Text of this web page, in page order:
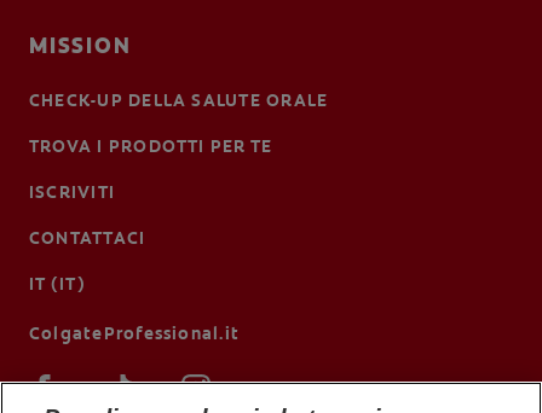
MISSION
CHECK-UP DELLA SALUTE ORALE
TROVA I PRODOTTI PER TE
ISCRIVITI
CONTATTACI
IT (IT)
ColgateProfessional.it